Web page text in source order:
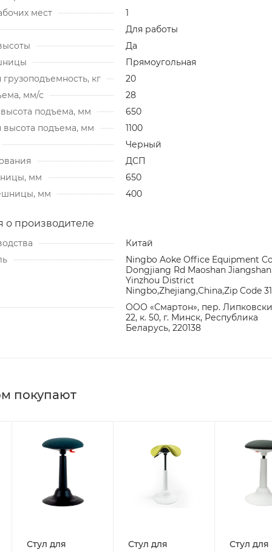
мест
1
Для работы
Да
Прямоугольная
кг
20
мм/с
28
подъема, мм
650
высота подъема, мм
1100
Черный
ДСП
мм
650
мм
400
производителе
Китай
Ningbo Aoke Office Equipment
Dongjiang Rd Maoshan Jiangshan
Yinzhou District
Ningbo,Zhejiang,China,Zip Code
ООО «Смартон», пер.
22, к. 50, г. Минск, Республика
Беларусь, 220138
покупают
Стул для
Стул для
Стул для